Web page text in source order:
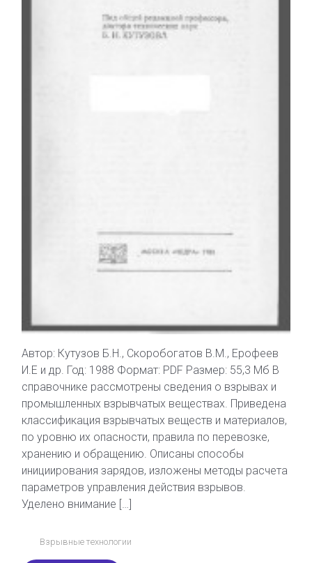
Автор: Кутузов Б.Н., Скоробогатов В.М., Ерофеев
И.Е и др. Год: 1988 Формат: PDF Размер: 55,3 Мб В
справочнике рассмотрены сведения о взрывах и
промышленных взрывчатых веществах. Приведена
классификация взрывчатых веществ и материалов,
по уровню их опасности, правила по перевозке,
хранению и обращению. Описаны способы
инициирования зарядов, изложены методы расчета
параметров управления действия взрывов.
Уделено внимание […]
Взрывные технологии